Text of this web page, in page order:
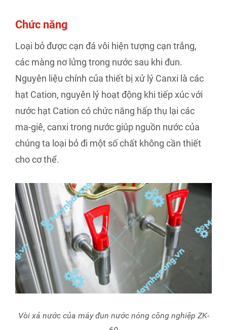
Chức năng
Loại bỏ được cạn đá vôi hiện tượng cạn trắng,
các màng nơ lửng trong nước sau khi đun.
Nguyên liệu chính của thiết bị xử lý Canxi là các
hạt Cation, nguyên lý hoạt động khi tiếp xúc với
nước hạt Cation có chức năng hấp thụ lại các
ma-giê, canxi trong nước giúp nguồn nước của
chúng ta loại bỏ đi một số chất không cần thiết
cho cơ thể.
Vòi xả nước của máy đun nước nóng công nghiệp ZK-